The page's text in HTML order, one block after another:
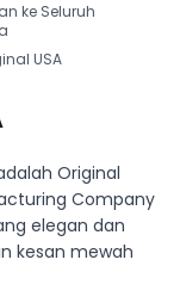
ke Seluruh
USA
Original
Company
elegan dan
kesan mewah